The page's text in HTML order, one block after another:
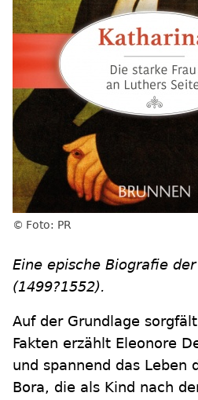
Foto: PR
Eine epische Biografie
(1499?1552).
Auf der Grundlage
Fakten erzählt Eleonore
und spannend das Leben
Bora, die als Kind nach